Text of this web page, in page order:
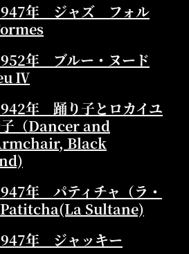
年 ジャズ フォル
年 ブルー・ヌード
Ⅳ
年 踊り子とロカイユ
（Dancer and
Black
年 パティチャ（ラ・
Patitcha(La Sultane)
年 ジャッキー